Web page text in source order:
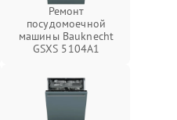
Ремонт
посудомоечной
машины Bauknecht
GSXS 5104A1